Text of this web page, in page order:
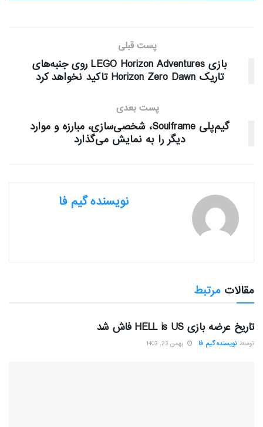
پست قبلی
بازی LEGO Horizon Adventures روی جنبه‌های
تاریک Horizon Zero Dawn تاکید نخواهد کرد
پست بعدی
گیم‌پلی Soulframe، شخصی‌سازی، مبارزه و موارد
دیگر را به نمایش می‌گذارد
نویسنده گیم فا
مقالات مرتبط
تاریخ عرضه بازی HELL is US فاش شد
توسط نویسنده گیم فا بهمن 23, 1403